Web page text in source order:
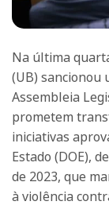
Na última
(UB) sancionou
Assembleia
prometem
iniciativas
Estado (DOE),
de 2023, que
à violência